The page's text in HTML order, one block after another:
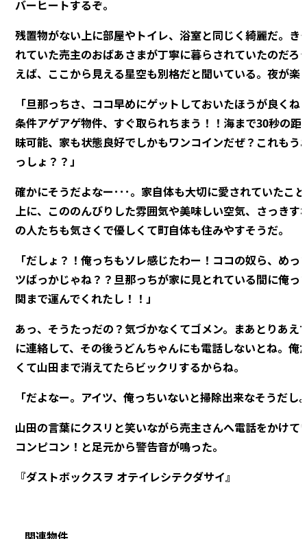
バーヒートするぞ。
残置物がない上に部屋やトイレ、浴室と同じく綺麗だ。き
れていた売主のおばあさまが丁寧に暮らされていたのだろ
えば、ここから見える星空も別格だと聞いている。夜が楽
「旦那っちさ、ココ早めにゲットしておいたほうが良くね
条件アゲアゲ物件、すぐ取られちまう！！海まで30秒の距
昧可能、家も状態良好でしかもワンコインだぜ？これもう
っしょ？？」
確かにそうだよなー･･･。家自体も大切に愛されていたこ
上に、こののんびりした雰囲気や美味しい空気、さっきす
の人たちも気さくで優しくて町自体も住みやすそうだ。
「だしょ？！俺っちもソレ感じたわー！ココの奴ら、めっ
ツばっかじゃね？？旦那っちが家に見とれている間に俺っ
関まで運んでくれたし！！」
あっ、そうたっだの？気づかなくてゴメン。まあとりあえ
に連絡して、その後うどんちゃんにも電話しないとね。俺
くて山田まで消えてたらビックリするからね。
「だよなー。アイツ、俺っちいないと掃除出来なそうだし
山田の言葉にクスリと笑いながら売主さんへ電話をかけて
コンピコン！と足元から警告音が鳴った。
『ダストボックスヲ オテイレシテクダサイ』